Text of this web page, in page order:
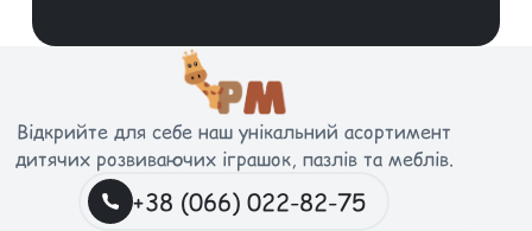
Відкрийте для себе наш унікальний асортимент
дитячих розвиваючих іграшок, пазлів та меблів.
+38 (066) 022-82-75